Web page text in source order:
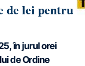
de lei pentru
în jurul orei
de Ordine